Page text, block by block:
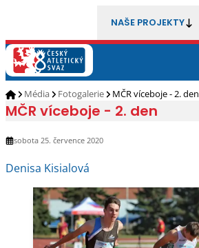
NAŠE PROJEKTY
Média Fotogalerie MČR víceboje - 2. den
MČR víceboje - 2. den
sobota 25. července 2020
Denisa Kisialová